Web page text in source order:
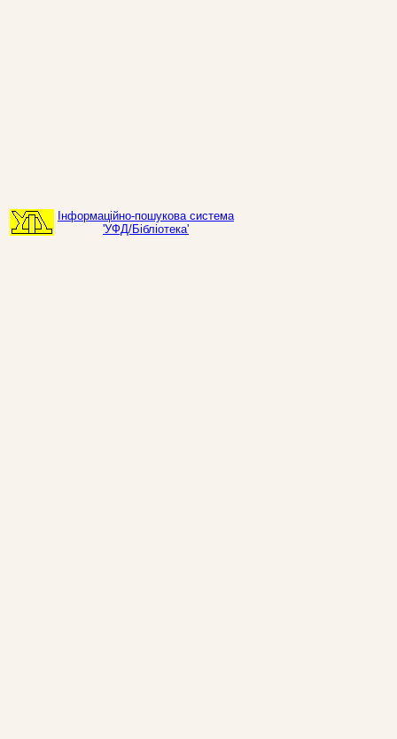
Інформаційно-пошукова система
'УФД/Бібліотека'